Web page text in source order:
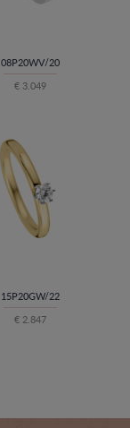
08P20WV/20
€ 3.049
15P20GW/22
€ 2.847